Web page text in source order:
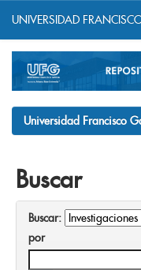
navigation
UNIVERSIDAD
Universidad Francisco
Buscar
Buscar:
por